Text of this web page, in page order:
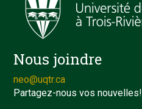
Nous joindre
neo@uqtr.ca
Partagez-nous vos nouvelles!